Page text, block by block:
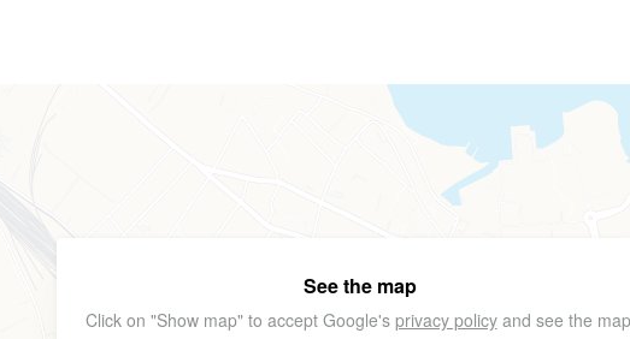
See the map
Click on "Show map" to accept Google's privacy policyand see the